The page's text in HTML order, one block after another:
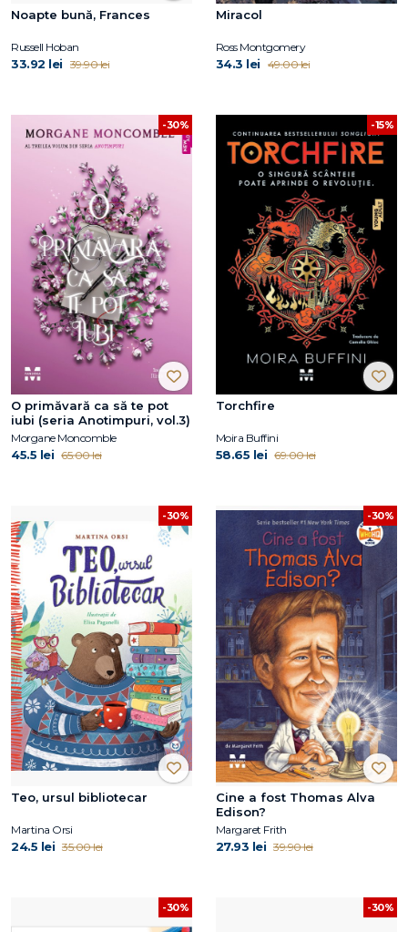
Noapte bună, Frances
Russell Hoban
33.92 lei 39.90 lei
Miracol
Ross Montgomery
34.3 lei 49.00 lei
-30%
O primăvară ca să te pot
iubi (seria Anotimpuri, vol.3)
Morgane Moncomble
45.5 lei 65.00 lei
-15%
Torchfire
Moira Buffini
58.65 lei 69.00 lei
-30%
Teo, ursul bibliotecar
Martina Orsi
24.5 lei 35.00 lei
-30%
Cine a fost Thomas Alva
Edison?
Margaret Frith
27.93 lei 39.90 lei
-30% -30%